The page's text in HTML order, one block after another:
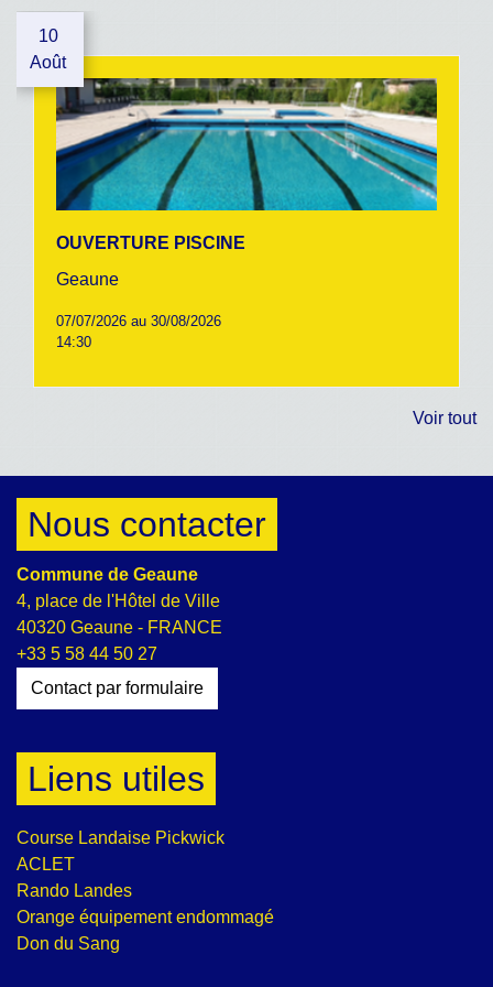
10
Août
OUVERTURE PISCINE
Geaune
07/07/2026 au 30/08/2026
14:30
Voir tout
Nous contacter
Commune de Geaune
4, place de l'Hôtel de Ville
40320 Geaune - FRANCE
+33 5 58 44 50 27
Contact par formulaire
Liens utiles
Course Landaise Pickwick
ACLET
Rando Landes
Orange équipement endommagé
Don du Sang